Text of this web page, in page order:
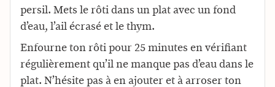
persil. Mets le rôti dans un plat avec un fond
d’eau, l’ail écrasé et le thym.
Enfourne ton rôti pour 25 minutes en vérifiant
régulièrement qu’il ne manque pas d’eau dans le
plat. N’hésite pas à en ajouter et à arroser ton